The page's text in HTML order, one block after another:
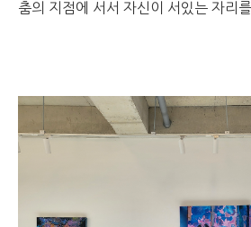
춤의 지점에 서서 자신이 서있는 자리